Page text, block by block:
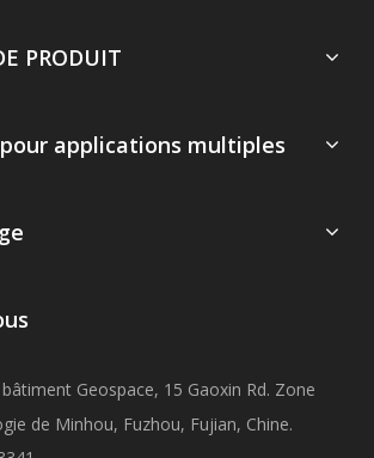
PRODUIT
applications multiples
Geospace, 15 Gaoxin Rd. Zone
de Minhou, Fuzhou, Fujian, Chine.